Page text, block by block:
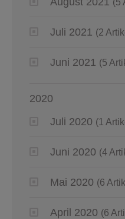
(5
Juli 2021 (2
Juni 2021 (5
2020
Juli 2020 (1
Juni 2020 (4
Mai 2020 (6
April 2020 (6